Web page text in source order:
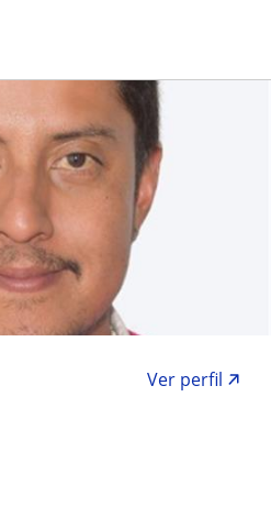
Ver perfil